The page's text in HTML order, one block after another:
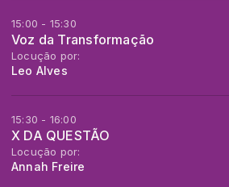
15:00 - 15:30
Voz da Transformação
Locução por:
Leo Alves
15:30 - 16:00
X DA QUESTÃO
Locução por:
Annah Freire